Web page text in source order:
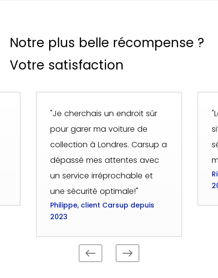
Notre plus belle récompense ?
Votre satisfaction
"Je cherchais un endroit sûr
pour garer ma voiture de
collection à Londres. Carsup a
dépassé mes attentes avec
un service irréprochable et
une sécurité optimale!"
Philippe, client Carsup depuis
2023